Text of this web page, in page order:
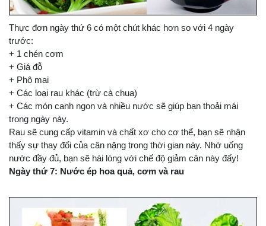
Thực đơn ngày thứ 6 có một chút khác hơn so với 4 ngày
trước:
+ 1 chén cơm
+ Giá đỗ
+ Phô mai
+ Các loại rau khác (trừ cà chua)
+ Các món canh ngon và nhiều nước sẽ giúp bạn thoải mái
trong ngày này.
Rau sẽ cung cấp vitamin và chất xơ cho cơ thể, bạn sẽ nhận
thấy sự thay đổi của cân nặng trong thời gian này. Nhớ uống
nước đầy đủ, bạn sẽ hài lòng với chế độ giảm cân này đấy!
Ngày thứ 7: Nước ép hoa quả, cơm và rau